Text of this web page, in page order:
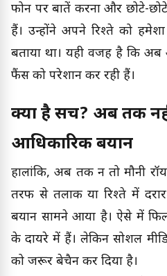
फोन पर बातें करना और छोटे-
हैं। उन्होंने अपने रिश्ते को
बताया था। यही वजह है कि
फैंस को परेशान कर रही हैं।
क्या है सच? अब तक
आधिकारिक बयान
हालांकि, अब तक न तो मौनी
तरफ से तलाक या रिश्ते में
बयान सामने आया है। ऐसे में
के दायरे में हैं। लेकिन सोशल
को जरूर बेचैन कर दिया है।